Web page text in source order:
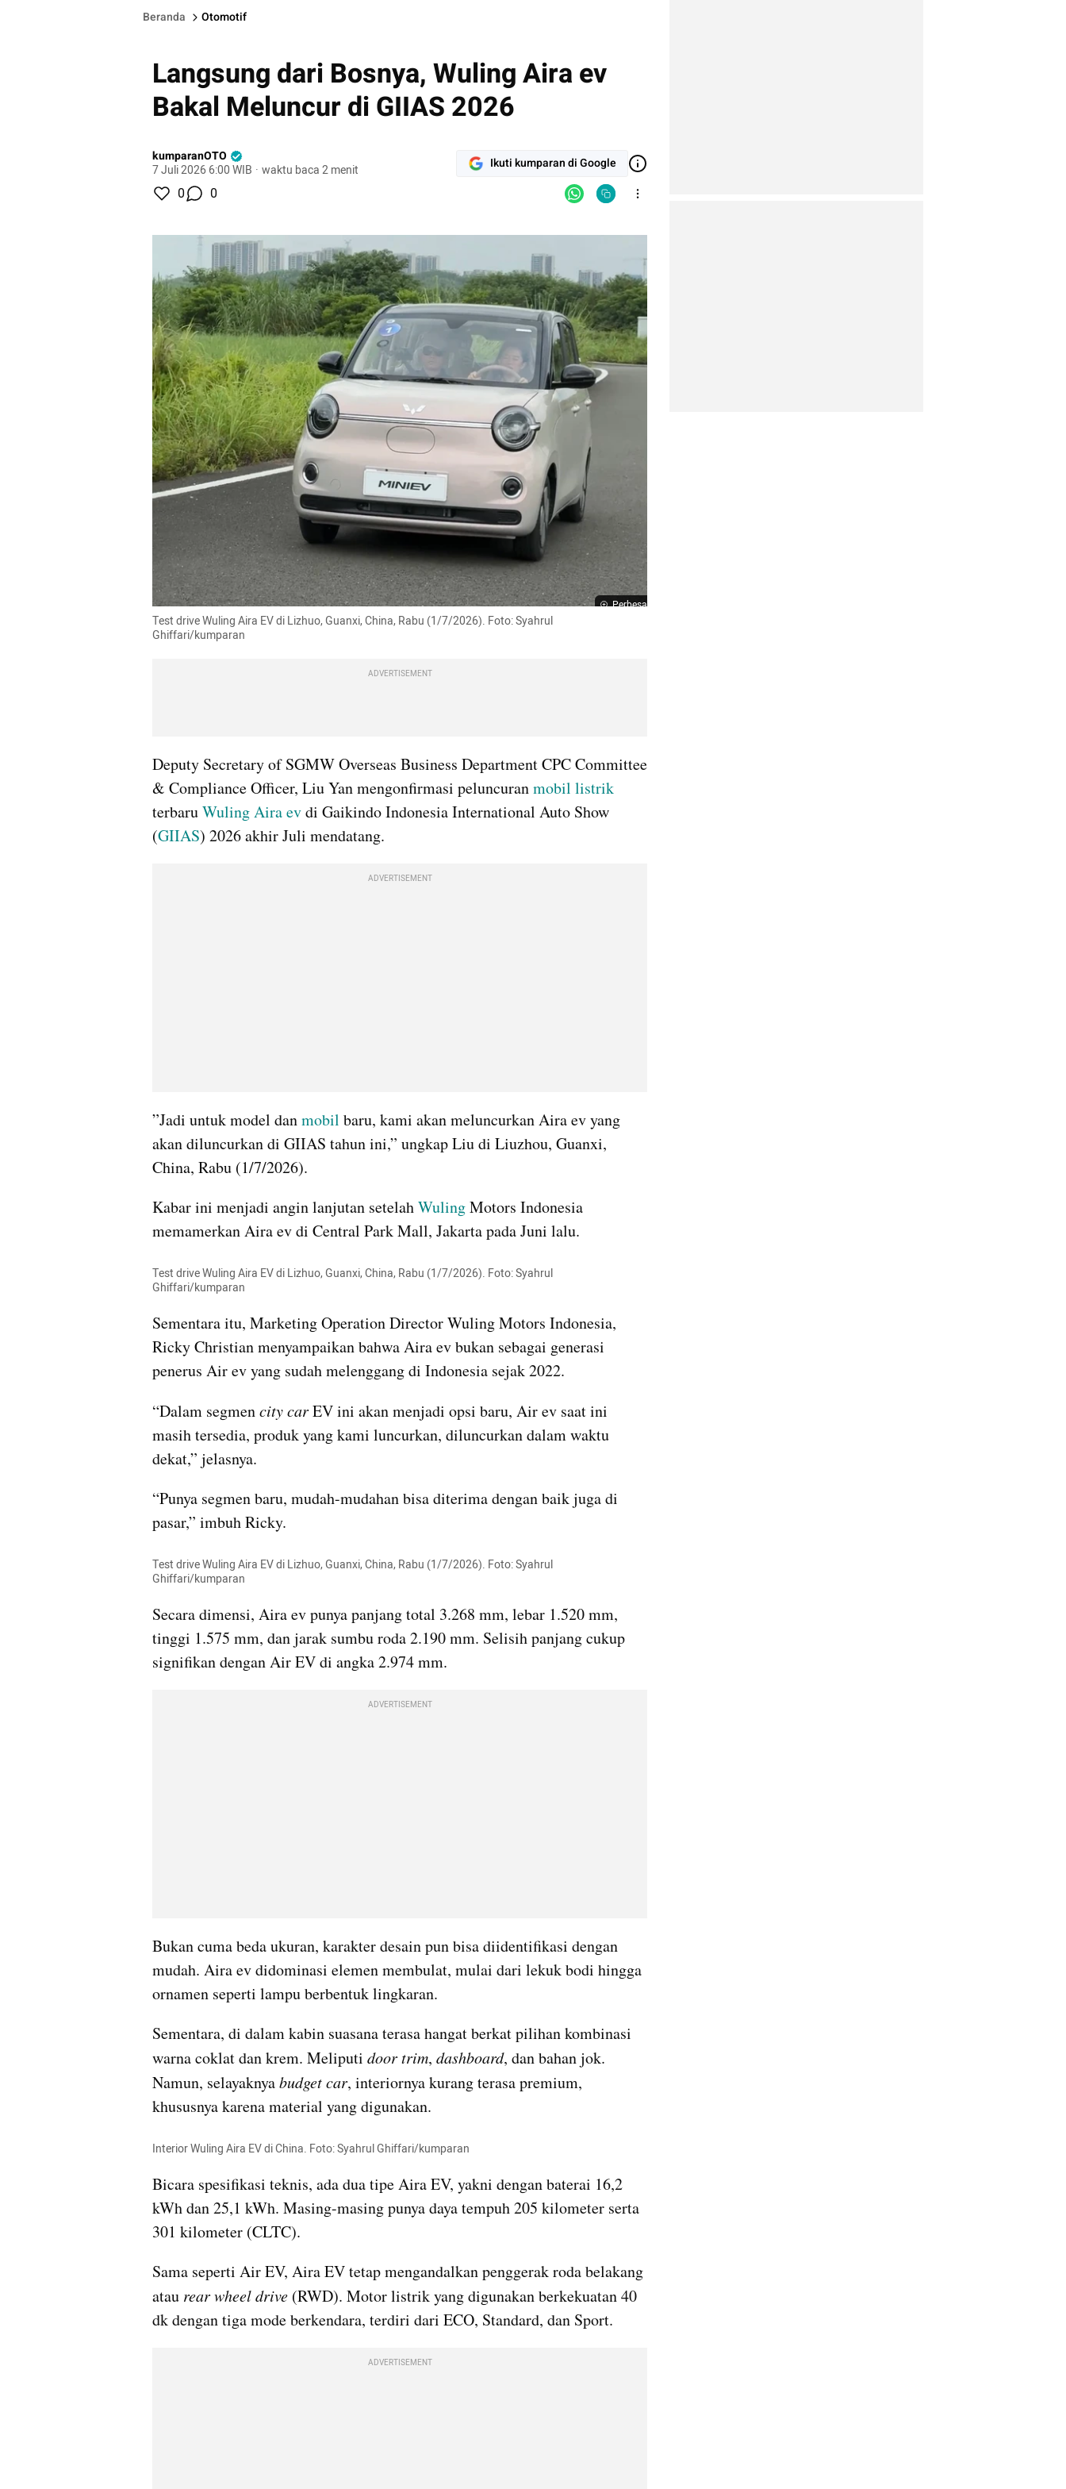
Beranda Otomotif
Langsung dari Bosnya, Wuling Aira ev
Bakal Meluncur di GIIAS 2026
kumparanOTO
7 Juli 2026 6:00 WIB · waktu baca 2 menit Ikuti kumparan di Google
0 0
Perbesar
Test drive Wuling Aira EV di Lizhuo, Guanxi, China, Rabu (1/7/2026). Foto: Syahrul
Ghiffari/kumparan
ADVERTISEMENT
Deputy Secretary of SGMW Overseas Business Department CPC Committee
& Compliance Officer, Liu Yan mengonfirmasi peluncuran mobil listrik
terbaru Wuling Aira ev di Gaikindo Indonesia International Auto Show
(GIIAS) 2026 akhir Juli mendatang.
ADVERTISEMENT
”Jadi untuk model dan mobil baru, kami akan meluncurkan Aira ev yang
akan diluncurkan di GIIAS tahun ini,” ungkap Liu di Liuzhou, Guanxi,
China, Rabu (1/7/2026).
Kabar ini menjadi angin lanjutan setelah Wuling Motors Indonesia
memamerkan Aira ev di Central Park Mall, Jakarta pada Juni lalu.
Test drive Wuling Aira EV di Lizhuo, Guanxi, China, Rabu (1/7/2026). Foto: Syahrul
Ghiffari/kumparan
Sementara itu, Marketing Operation Director Wuling Motors Indonesia,
Ricky Christian menyampaikan bahwa Aira ev bukan sebagai generasi
penerus Air ev yang sudah melenggang di Indonesia sejak 2022.
“Dalam segmen city car EV ini akan menjadi opsi baru, Air ev saat ini
masih tersedia, produk yang kami luncurkan, diluncurkan dalam waktu
dekat,” jelasnya.
“Punya segmen baru, mudah-mudahan bisa diterima dengan baik juga di
pasar,” imbuh Ricky.
Test drive Wuling Aira EV di Lizhuo, Guanxi, China, Rabu (1/7/2026). Foto: Syahrul
Ghiffari/kumparan
Secara dimensi, Aira ev punya panjang total 3.268 mm, lebar 1.520 mm,
tinggi 1.575 mm, dan jarak sumbu roda 2.190 mm. Selisih panjang cukup
signifikan dengan Air EV di angka 2.974 mm.
ADVERTISEMENT
Bukan cuma beda ukuran, karakter desain pun bisa diidentifikasi dengan
mudah. Aira ev didominasi elemen membulat, mulai dari lekuk bodi hingga
ornamen seperti lampu berbentuk lingkaran.
Sementara, di dalam kabin suasana terasa hangat berkat pilihan kombinasi
warna coklat dan krem. Meliputi door trim, dashboard, dan bahan jok.
Namun, selayaknya budget car, interiornya kurang terasa premium,
khususnya karena material yang digunakan.
Interior Wuling Aira EV di China. Foto: Syahrul Ghiffari/kumparan
Bicara spesifikasi teknis, ada dua tipe Aira EV, yakni dengan baterai 16,2
kWh dan 25,1 kWh. Masing-masing punya daya tempuh 205 kilometer serta
301 kilometer (CLTC).
Sama seperti Air EV, Aira EV tetap mengandalkan penggerak roda belakang
atau rear wheel drive (RWD). Motor listrik yang digunakan berkekuatan 40
dk dengan tiga mode berkendara, terdiri dari ECO, Standard, dan Sport.
ADVERTISEMENT